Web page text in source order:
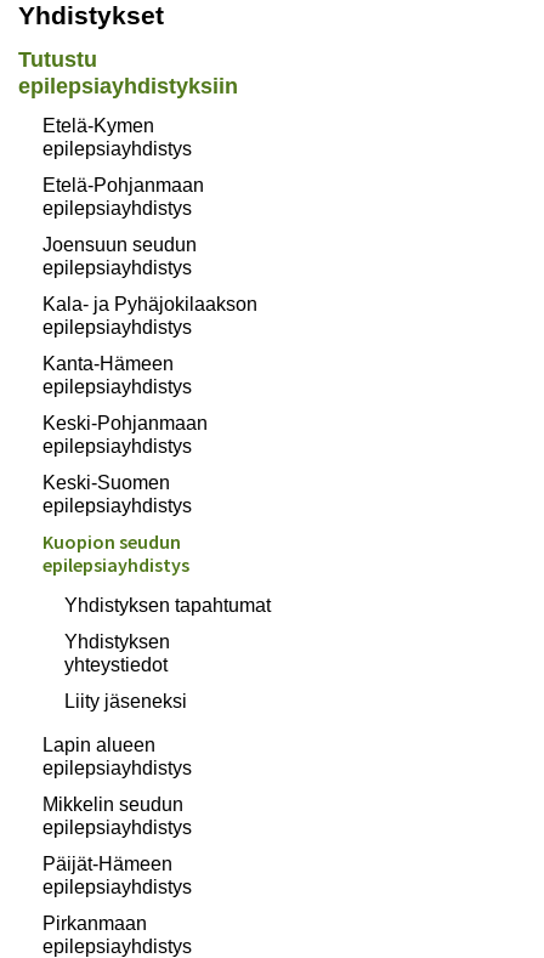
Yhdistykset
Tutustu
epilepsiayhdistyksiin
Etelä-Kymen
epilepsiayhdistys
Etelä-Pohjanmaan
epilepsiayhdistys
Joensuun seudun
epilepsiayhdistys
Kala- ja Pyhäjokilaakson
epilepsiayhdistys
Kanta-Hämeen
epilepsiayhdistys
Keski-Pohjanmaan
epilepsiayhdistys
Keski-Suomen
epilepsiayhdistys
Kuopion seudun
epilepsiayhdistys
Yhdistyksen tapahtumat
Yhdistyksen
yhteystiedot
Liity jäseneksi
Lapin alueen
epilepsiayhdistys
Mikkelin seudun
epilepsiayhdistys
Päijät-Hämeen
epilepsiayhdistys
Pirkanmaan
epilepsiayhdistys